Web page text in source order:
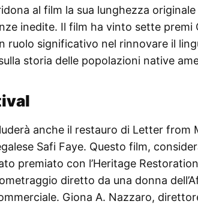
al film la sua lunghezza
inedite. Il film ha vinto sette premi
ruolo significativo nel rinnovare il
storia delle popolazioni native
anche il restauro di Letter from
Safi Faye. Questo film,
premiato con l’Heritage
diretto da una donna
Giona A. Nazzaro,